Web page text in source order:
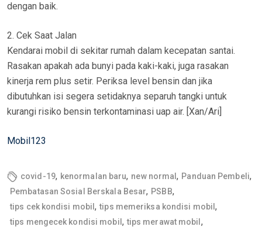
dengan baik.
2. Cek Saat Jalan
Kendarai mobil di sekitar rumah dalam kecepatan santai.
Rasakan apakah ada bunyi pada kaki-kaki, juga rasakan
kinerja rem plus setir. Periksa level bensin dan jika
dibutuhkan isi segera setidaknya separuh tangki untuk
kurangi risiko bensin terkontaminasi uap air. [Xan/Ari]
Mobil123
covid-19, kenormalan baru, new normal, Panduan Pembeli,
Pembatasan Sosial Berskala Besar, PSBB,
tips cek kondisi mobil, tips memeriksa kondisi mobil,
tips mengecek kondisi mobil , tips merawat mobil ,